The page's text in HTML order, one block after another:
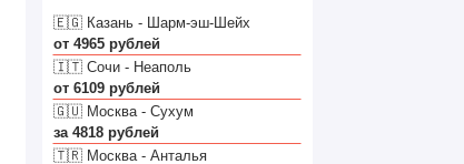
🇪🇬 Казань - Шарм-эш-Шейх
от 4965 рублей
🇮🇹 Сочи - Неаполь
от 6109 рублей
🇬🇺 Москва - Сухум
за 4818 рублей
🇹🇷 Москва - Анталья